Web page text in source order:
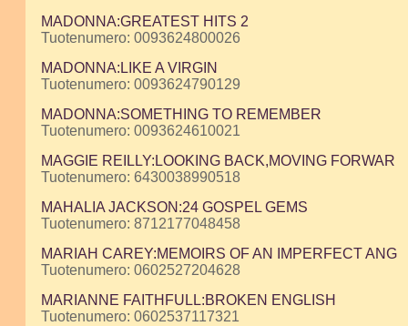
MADONNA:GREATEST HITS 2
Tuotenumero: 0093624800026
MADONNA:LIKE A VIRGIN
Tuotenumero: 0093624790129
MADONNA:SOMETHING TO REMEMBER
Tuotenumero: 0093624610021
MAGGIE REILLY:LOOKING BACK,MOVING FORWAR
Tuotenumero: 6430038990518
MAHALIA JACKSON:24 GOSPEL GEMS
Tuotenumero: 8712177048458
MARIAH CAREY:MEMOIRS OF AN IMPERFECT ANG
Tuotenumero: 0602527204628
MARIANNE FAITHFULL:BROKEN ENGLISH
Tuotenumero: 0602537117321